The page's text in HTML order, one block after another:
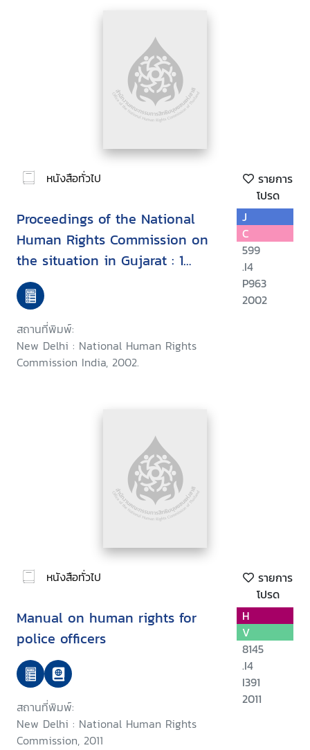
หนังสือทั่วไป
รายการ
โปรด
Proceedings of the National
Human Rights Commission on
the situation in Gujarat : 1
March - 1 July, 2002
สถานที่พิมพ์:
New Delhi : National Human Rights
Commission India, 2002.
J
C
599
.I4
P963
2002
หนังสือทั่วไป
รายการ
โปรด
Manual on human rights for
police officers
สถานที่พิมพ์:
New Delhi : National Human Rights
Commission, 2011
H
V
8145
.I4
I391
2011